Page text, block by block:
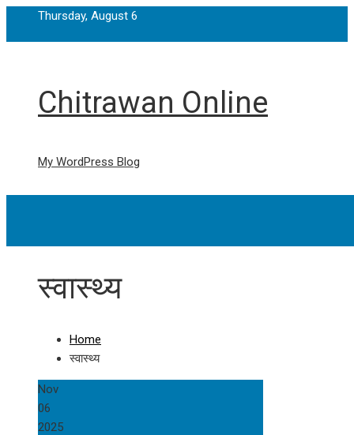
Thursday, August 6
Chitrawan Online
My WordPress Blog
स्वास्थ्य
Home
स्वास्थ्य
Nov
06
2025